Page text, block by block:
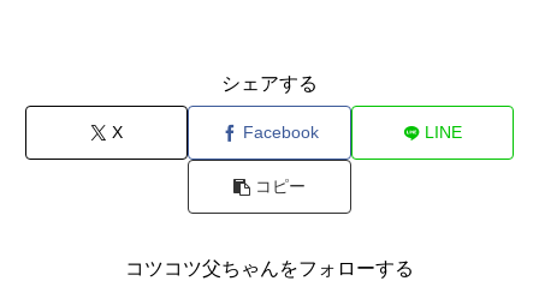
シェアする
X Facebook LINE
コピー
コツコツ父ちゃんをフォローする